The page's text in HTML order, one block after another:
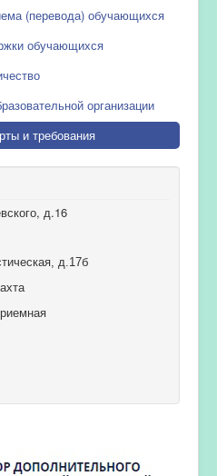
(перевода) обучающихся
обучающихся
организации
и требования
д.16
д.17б